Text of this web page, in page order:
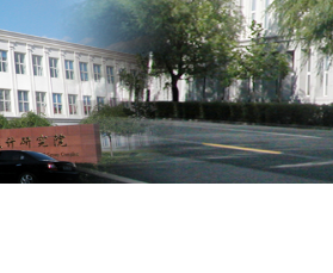
公司要闻
媒体报道
项目公示
行业分析
总体介绍
设计咨询
工程总承包
合同能源管理服
务